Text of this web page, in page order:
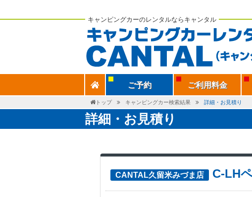
キャンピングカーのレンタルならキャンタル
ご予約 ご利用料金
トップ キャンピングカー検索結果 詳細・お見積り
詳細・お見積り
CANTAL久留米みづま店 C-LH